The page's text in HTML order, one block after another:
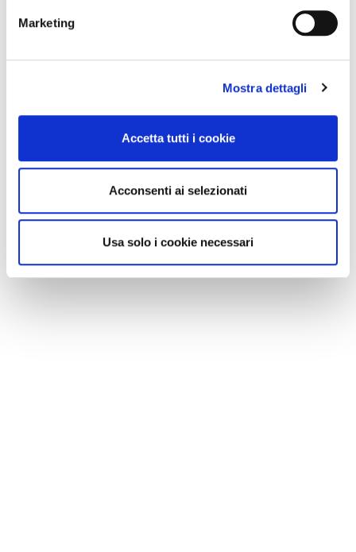
Marketing
Mostra dettagli
Accetta tutti i cookie
Acconsenti ai selezionati
Usa solo i cookie necessari